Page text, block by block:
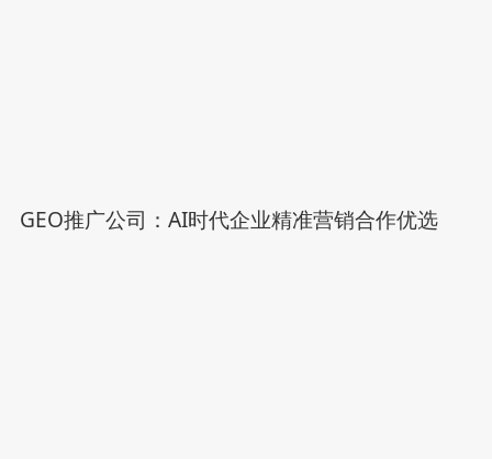
GEO推广公司：AI时代企业精准营销合作优选